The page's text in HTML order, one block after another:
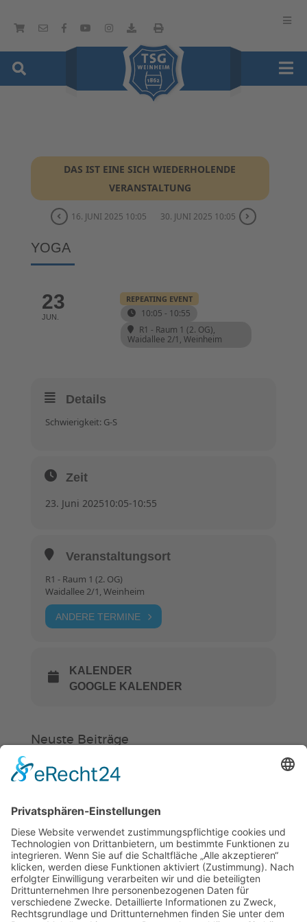
DAS IST EINE SICH WIEDERHOLENDE
VERANSTALTUNG
16. JUNI 2025 10:05 30. JUNI 2025 10:05
YOGA
23
JUN.
REPEATING EVENT
10:05 - 10:55
R1 - Raum 1 (2. OG),
Waidallee 2/1, Weinheim
Details
Schwierigkeit: G-S
Zeit
23. Juni 202510:05-10:55
Veranstaltungsort
R1 - Raum 1 (2. OG)
Waidallee 2/1, Weinheim
ANDERE TERMINE
KALENDER
GOOGLE KALENDER
Neuste Beiträge
Verein
ab 13 Uhr geschlossen
„Am Ende bekommt jeder ein
Schwimmabzeichen“